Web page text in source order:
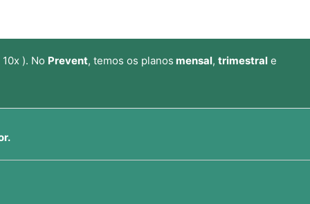
). No Prevent, temos os planos mensal, trimestrale